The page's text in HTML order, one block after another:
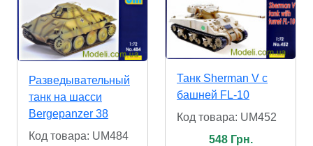
Разведывательный
танк на шасси
Bergepanzer 38
Код товара: UM484
Танк Sherman V с
башней FL-10
Код товара: UM452
548 Грн.